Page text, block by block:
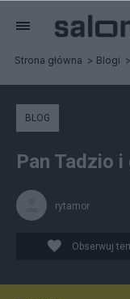
Strona główna Blogi
BLOG
Pan Tadzio i
rytamor
Obserwuj